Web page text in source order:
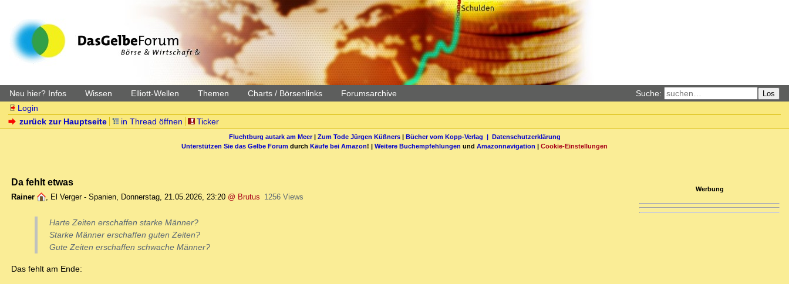
Neu hier? Infos Wissen Elliott-Wellen Themen Charts / Börsenlinks Forumsarchive Suche: Los
Login
zurück zur Hauptseite
in Thread öffnen Ticker
Fluchtburg autark am Meer| Zum Tode Jürgen Küßners| Bücher vom Kopp-Verlag | Datenschutzerklärung
Unterstützen Sie das Gelbe Forum durch Käufe bei Amazon! | Weitere Buchempfehlungen und Amazonnavigation | Cookie-Einstellungen
Da fehlt etwas
Rainer , El Verger - Spanien, Donnerstag, 21.05.2026, 23:20 @ Brutus 1256 Views
Harte Zeiten erschaffen starke Männer?
Starke Männer erschaffen guten Zeiten?
Gute Zeiten erschaffen schwache Männer?
Das fehlt am Ende:
Werbung